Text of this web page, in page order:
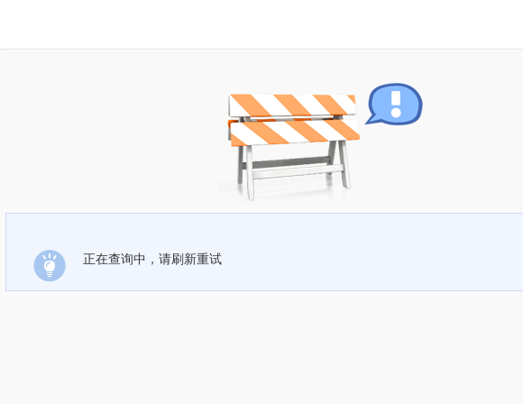
正在查询中，请刷新重试